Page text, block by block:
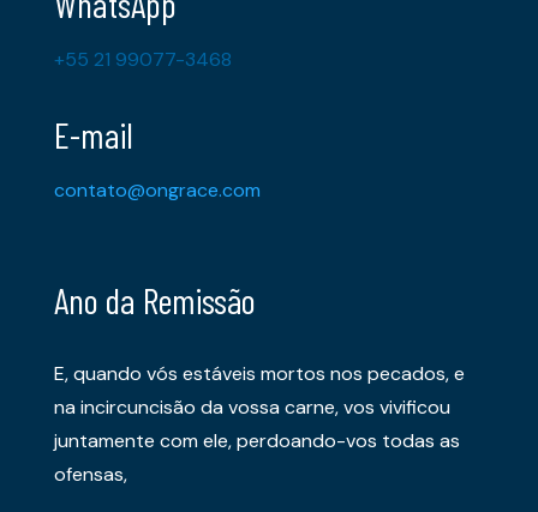
+55 21 99077-3468
E-mail
contato@ongrace.com
Ano da Remissão
E, quando vós estáveis mortos nos pecados, e
na incircuncisão da vossa carne, vos vivificou
juntamente com ele, perdoando-vos todas as
ofensas,